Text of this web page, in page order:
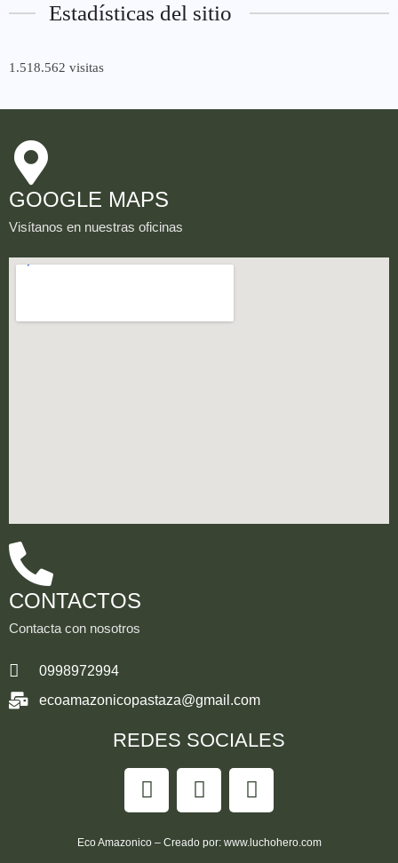
Estadísticas del sitio
1.518.562 visitas
GOOGLE MAPS
Visítanos en nuestras oficinas
CONTACTOS
Contacta con nosotros
0998972994
ecoamazonicopastaza@gmail.com
REDES SOCIALES
Eco Amazonico – Creado por: www.luchohero.com